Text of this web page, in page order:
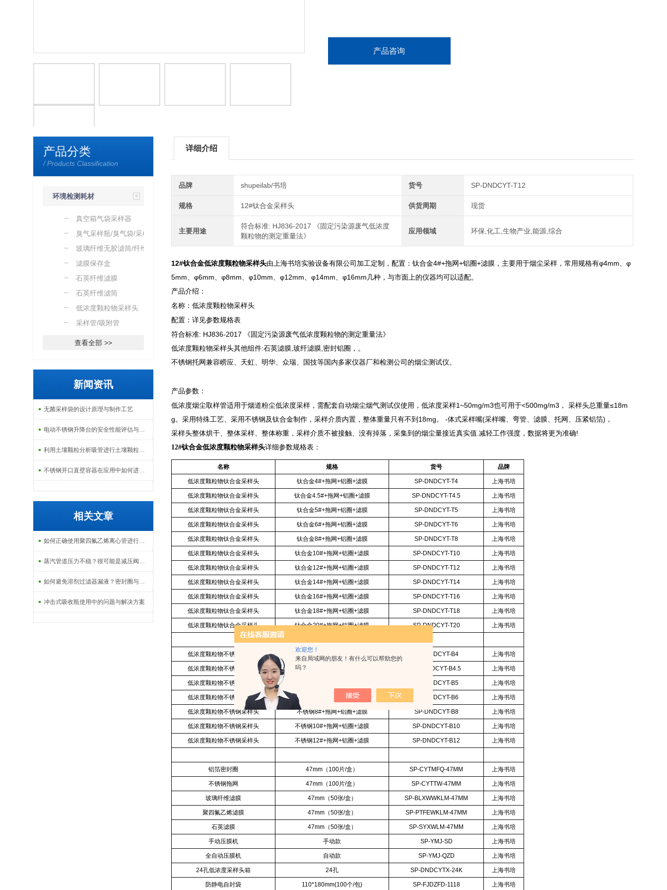
欢迎您！
来自局域网的朋友！有什么可以帮助您的
吗？
产品咨询
产品分类
/ Products Classification
环境检测耗材
真空箱气袋采样器
臭气采样瓶/臭气袋/采样
桶
玻璃纤维无胶滤筒/纤维素
滤筒
滤膜保存盒
石英纤维滤膜
石英纤维滤筒
低浓度颗粒物采样头
采样管/吸附管
查看全部 >>
新闻资讯
无菌采样袋的设计原理与制作工艺
电动不锈钢升降台的安全性能评估与控制
利用土壤颗粒分析吸管进行土壤颗粒定量分析的研究
不锈钢开口直壁容器在应用中如何进行维护和保养？
相关文章
如何正确使用聚四氟乙烯离心管进行样品分离
蒸汽管道压力不稳？很可能是减压阀没选对
如何避免溶剂过滤器漏液？密封圈与安装技巧
冲击式吸收瓶使用中的问题与解决方案
详细介绍
品牌 shupeilab/书培 货号 SP-DNDCYT-T12
规格 12#钛合金采样头 供货周期 现货
主要用途
符合标准: HJ836-2017 《固定污染源废气低浓度
颗粒物的测定重量法》
应用领域 环保,化工,生物产业,能源,综合
12#钛合金低浓度颗粒物采样头由上海书培实验设备有限公司加工定制，配置：钛合金4#+拖网+铝圈+滤膜，主要用于烟尘采样，常用规格有φ4mm、φ
5mm、φ6mm、φ8mm、φ10mm、φ12mm、φ14mm、φ16mm几种，与市面上的仪器均可以适配。
产品介绍：
名称：低浓度颗粒物采样头
配置：详见参数规格表
符合标准: HJ836-2017 《固定污染源废气低浓度颗粒物的测定重量法》
低浓度颗粒物采样头其他组件:石英滤膜,玻纤滤膜,密封铝圈，。
不锈钢托网兼容崂应、天虹、明华、众瑞、国技等国内多家仪器厂和检测公司的烟尘测试仪。
产品参数：
低浓度烟尘取样管适用于烟道粉尘低浓度采样，需配套自动烟尘烟气测试仪使用，低浓度采样1~50mg/m3也可用于<500mg/m3， 采样头总重量≤18m
g。采用特殊工艺、采用不锈钢及钛合金制作，采样介质内置，整体重量只有不到18mg。 -体式采样嘴(采样嘴、弯管、滤膜、托网、压紧铝箔)，
采样头整体烘干、整体采样、整体称重，采样介质不被接触、没有掉落，采集到的烟尘量接近真实值.减轻工作强度，数据将更为准确!
12#钛合金低浓度颗粒物采样头详细参数规格表：
名称 规格 货号 品牌
低浓度颗粒物钛合金采样头 钛合金4#+拖网+铝圈+滤膜 SP-DNDCYT-T4 上海书培
低浓度颗粒物钛合金采样头 钛合金4.5#+拖网+铝圈+滤膜 SP-DNDCYT-T4.5 上海书培
低浓度颗粒物钛合金采样头 钛合金5#+拖网+铝圈+滤膜 SP-DNDCYT-T5 上海书培
低浓度颗粒物钛合金采样头 钛合金6#+拖网+铝圈+滤膜 SP-DNDCYT-T6 上海书培
低浓度颗粒物钛合金采样头 钛合金8#+拖网+铝圈+滤膜 SP-DNDCYT-T8 上海书培
低浓度颗粒物钛合金采样头 钛合金10#+拖网+铝圈+滤膜 SP-DNDCYT-T10 上海书培
低浓度颗粒物钛合金采样头 钛合金12#+拖网+铝圈+滤膜 SP-DNDCYT-T12 上海书培
低浓度颗粒物钛合金采样头 钛合金14#+拖网+铝圈+滤膜 SP-DNDCYT-T14 上海书培
低浓度颗粒物钛合金采样头 钛合金16#+拖网+铝圈+滤膜 SP-DNDCYT-T16 上海书培
低浓度颗粒物钛合金采样头 钛合金18#+拖网+铝圈+滤膜 SP-DNDCYT-T18 上海书培
低浓度颗粒物钛合金采样头 钛合金20#+拖网+铝圈+滤膜 SP-DNDCYT-T20 上海书培
低浓度颗粒物不锈钢采样头 不锈钢4#+拖网+铝圈+滤膜 SP-DNDCYT-B4 上海书培
低浓度颗粒物不锈钢采样头 不锈钢4.5#+拖网+铝圈+滤膜 SP-DNDCYT-B4.5 上海书培
低浓度颗粒物不锈钢采样头 SP-DNDCYT-B5 上海书培
低浓度颗粒物不锈钢采样头 不锈钢6#+拖网+铝圈+滤膜 SP-DNDCYT-B6 上海书培
低浓度颗粒物不锈钢采样头 不锈钢8#+拖网+铝圈+滤膜 SP-DNDCYT-B8 上海书培
低浓度颗粒物不锈钢采样头 不锈钢10#+拖网+铝圈+滤膜 SP-DNDCYT-B10 上海书培
低浓度颗粒物不锈钢采样头 不锈钢12#+拖网+铝圈+滤膜 SP-DNDCYT-B12 上海书培
铝箔密封圈 47mm（100片/盒） SP-CYTMFQ-47MM 上海书培
不锈钢拖网 47mm（100片/盒） SP-CYTTW-47MM 上海书培
玻璃纤维滤膜 47mm（50张/盒） SP-BLXWWKLM-47MM 上海书培
聚四氟乙烯滤膜 47mm（50张/盒） SP-PTFEWKLM-47MM 上海书培
石英滤膜 47mm（50张/盒） SP-SYXWLM-47MM 上海书培
手动压膜机 手动款 SP-YMJ-SD 上海书培
全自动压膜机 自动款 SP-YMJ-QZD 上海书培
24孔低浓度采样头箱 24孔 SP-DNDCYTX-24K 上海书培
防静电自封袋 110*180mm(100个/包) SP-FJDZFD-1118 上海书培